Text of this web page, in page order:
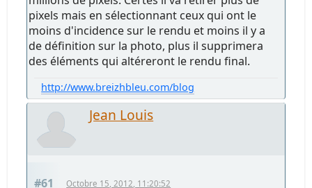
pixels mais en sélectionnant ceux qui ont le
moins d'incidence sur le rendu et moins il y a
de définition sur la photo, plus il supprimera
des éléments qui altéreront le rendu final.
http://www.breizhbleu.com/blog
Jean Louis
#61 Octobre 15, 2012, 11:20:52